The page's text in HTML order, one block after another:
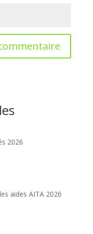
2026
aides AITA 2026